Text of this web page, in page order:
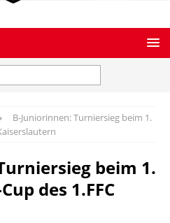
B-Juniorinnen: Turniersieg beim 1.
beim 1.
des 1.FFC